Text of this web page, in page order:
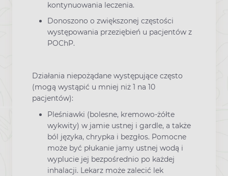
kontynuowania leczenia.
Donoszono o zwiększonej częstości
występowania przeziębień u pacjentów z
POChP.
Działania niepożądane występujące często
(mogą wystąpić u mniej niż 1 na 10
pacjentów):
Pleśniawki (bolesne, kremowo-żółte
wykwity) w jamie ustnej i gardle, a także
ból języka, chrypka i bezgłos. Pomocne
może być płukanie jamy ustnej wodą i
wyplucie jej bezpośrednio po każdej
inhalacji. Lekarz może zalecić lek